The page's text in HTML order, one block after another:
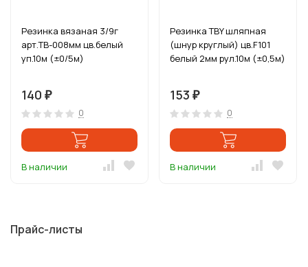
Резинка вязаная 3/9г
арт.ТВ-008мм цв.белый
уп.10м (±0/5м)
140 ₽
0
В наличии
Резинка TBY шляпная
(шнур круглый) цв.F101
белый 2мм рул.10м (±0,5м)
153 ₽
0
В наличии
Прайс-листы